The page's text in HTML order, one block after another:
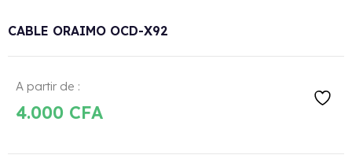
CABLE ORAIMO OCD-X92
A partir de :
4.000 CFA